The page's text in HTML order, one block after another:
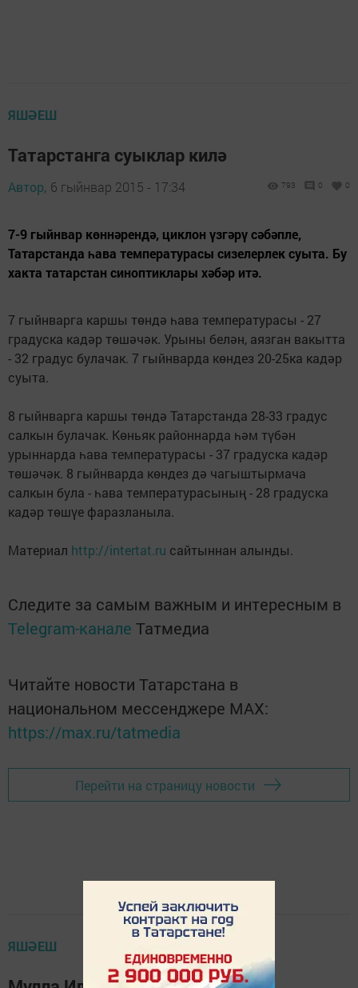
ЯШӘЕШ
Татарстанга суыклар килә
Автор, 6 гыйнвар 2015 - 17:34 793 0 0
7-9 гыйнвар көннәрендә, циклон үзгәрү сәбәпле,
Татарстанда һава температурасы сизелерлек суыта. Бу
хакта татарстан синоптиклары хәбәр итә.
7 гыйнварга каршы төндә һава температурасы - 27
градуска кадәр төшәчәк. Урыны белән, аязган вакытта
- 32 градус булачак. 7 гыйнварда көндез 20-25ка кадәр
суыта.
8 гыйнварга каршы төндә Татарстанда 28-33 градус
салкын булачак. Көньяк районнарда һәм түбән
урыннарда һава температурасы - 37 градуска кадәр
төшәчәк. 8 гыйнварда көндез дә чагыштырмача
салкын була - һава температурасының - 28 градуска
кадәр төшүе фаразланыла.
Материал http://intertat.ru сайтыннан алынды.
Следите за самым важным и интересным в
Telegram-канале Татмедиа
Читайте новости Татарстана в
национальном мессенджере MАХ:
https://max.ru/tatmedia
Перейти на страницу новости
ЯШӘЕШ